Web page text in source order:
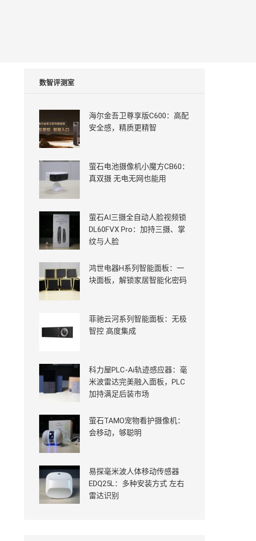
数智评测室
海尔金吾卫尊享版C600：高配
安全感，精质更精智
萤石电池摄像机小魔方CB60：
真双摄 无电无网也能用
萤石AI三摄全自动人脸视频锁
DL60FVX Pro：加持三摄、掌
纹与人脸
鸿世电器H系列智能面板：一
块面板，解锁家居智能化密码
菲驰云河系列智能面板：无极
智控 高度集成
科力屋PLC-Ai轨迹感应器：毫
米波雷达完美融入面板，PLC
加持满足后装市场
萤石TAMO宠物看护摄像机：
会移动，够聪明
易探毫米波人体移动传感器
EDQ25L：多种安装方式 左右
雷达识别